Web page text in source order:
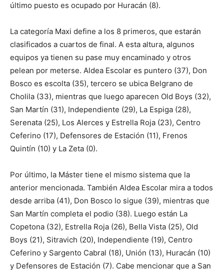
último puesto es ocupado por Huracán (8).
La categoría Maxi define a los 8 primeros, que estarán
clasificados a cuartos de final. A esta altura, algunos
equipos ya tienen su pase muy encaminado y otros
pelean por meterse. Aldea Escolar es puntero (37), Don
Bosco es escolta (35), tercero se ubica Belgrano de
Cholila (33), mientras que luego aparecen Old Boys (32),
San Martín (31), Independiente (29), La Espiga (28),
Serenata (25), Los Alerces y Estrella Roja (23), Centro
Ceferino (17), Defensores de Estación (11), Frenos
Quintín (10) y La Zeta (0).
Por último, la Máster tiene el mismo sistema que la
anterior mencionada. También Aldea Escolar mira a todos
desde arriba (41), Don Bosco lo sigue (39), mientras que
San Martín completa el podio (38). Luego están La
Copetona (32), Estrella Roja (26), Bella Vista (25), Old
Boys (21), Sitravich (20), Independiente (19), Centro
Ceferino y Sargento Cabral (18), Unión (13), Huracán (10)
y Defensores de Estación (7). Cabe mencionar que a San